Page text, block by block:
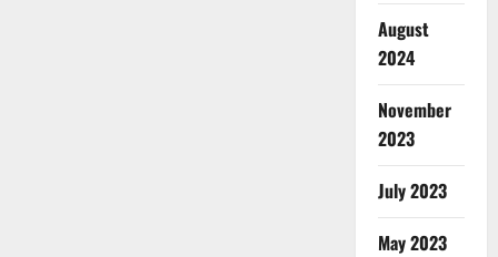
August
2024
November
2023
July 2023
May 2023